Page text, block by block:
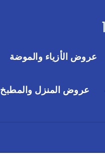
عروض الأزياء والموضة
عروض المنزل والمطبخ